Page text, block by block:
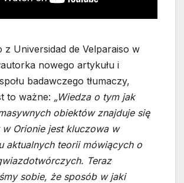
z Universidad de Velparaiso w
nowego artykułu i
badawczego tłumaczy,
to ważne: „Wiedza o tym jak
obiektów znajduje się
w Orionie jest kluczowa w
aktualnych teorii mówiących o
Teraz
sobie, że sposób w jaki